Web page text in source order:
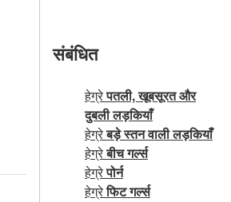
संबंधित
हेग्रेपतली, खूबसूरत और
दुबली लड़कियाँ
हेग्रेबड़े स्तन वाली लड़कियाँ
हेग्रेबीच गर्ल्स
हेग्रेपोर्न
हेग्रेफिट गर्ल्स